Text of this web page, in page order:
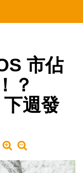
市佔
？
週發